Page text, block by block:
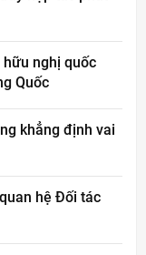
nghị quốc
Quốc
khẳng định vai
hệ Đối tác